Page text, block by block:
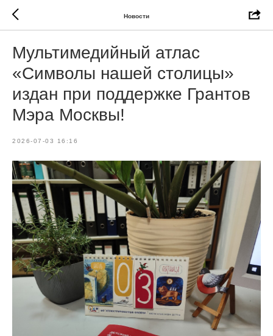
Новости
Мультимедийный атлас
«Символы нашей столицы»
издан при поддержке Грантов
Мэра Москвы!
2026-07-03 16:16